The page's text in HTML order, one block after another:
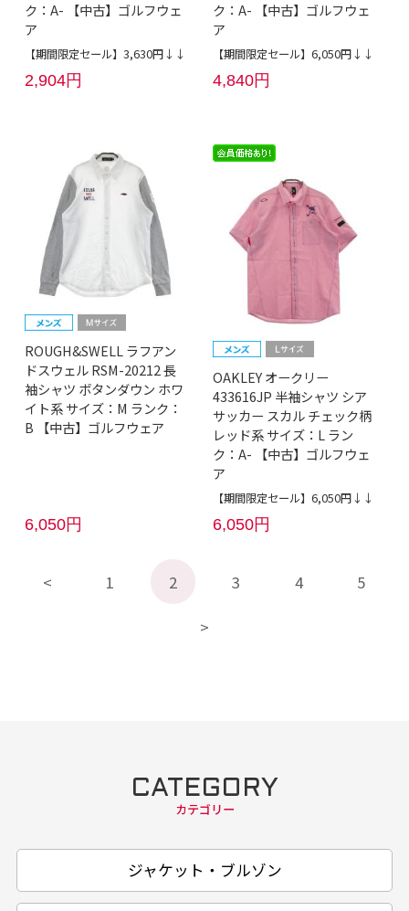
ク：A- 【中古】ゴルフウェ
ア
【期間限定セール】3,630円↓↓
2,904円
ク：A- 【中古】ゴルフウェ
ア
【期間限定セール】6,050円↓↓
4,840円
ROUGH&SWELL ラフアン
ドスウェル RSM-20212 長
袖シャツ ボタンダウン ホワ
イト系 サイズ：M ランク：
B 【中古】ゴルフウェア
6,050円
OAKLEY オークリー
433616JP 半袖シャツ シア
サッカー スカル チェック柄
レッド系 サイズ：L ラン
ク：A- 【中古】ゴルフウェ
ア
【期間限定セール】6,050円↓↓
6,050円
1 2 3 4 5
CATEGORY
カテゴリー
ジャケット・ブルゾン